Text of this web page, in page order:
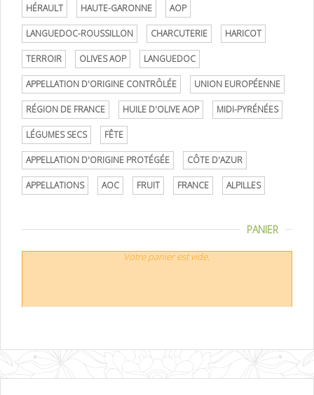
HÉRAULT HAUTE-GARONNE AOP
LANGUEDOC-ROUSSILLON CHARCUTERIE HARICOT
TERROIR OLIVES AOP LANGUEDOC
APPELLATION D'ORIGINE CONTRÔLÉE UNION EUROPÉENNE
RÉGION DE FRANCE HUILE D'OLIVE AOP MIDI-PYRÉNÉES
LÉGUMES SECS FÊTE
APPELLATION D'ORIGINE PROTÉGÉE CÔTE D'AZUR
APPELLATIONS AOC FRUIT FRANCE ALPILLES
PANIER
Votre panier est vide.